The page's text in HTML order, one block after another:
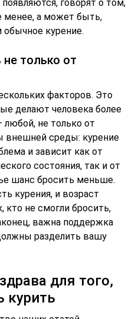
говорят о том,
менее, а может быть,
курение.
не только от
факторов. Это
делают человека более
не только от
внешней среды: курение
и зависит как от
состояния, так и от
шанс бросить меньше.
курения, и возраст
кто не смогли бросить,
важна поддержка
разделить вашу
для того,
курить